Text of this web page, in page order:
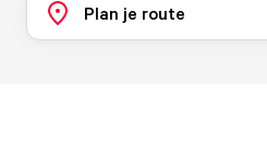
Plan je route